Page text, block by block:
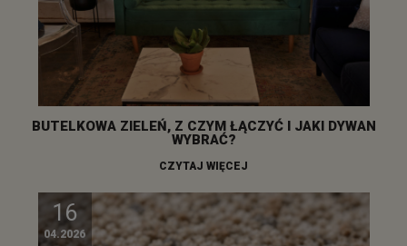
BUTELKOWA ZIELEŃ, Z CZYM ŁĄCZYĆ I JAKI DYWAN
WYBRAĆ?
CZYTAJ WIĘCEJ
16
04.2026